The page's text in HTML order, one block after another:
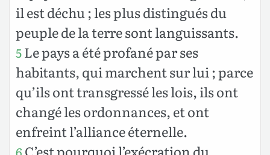
il est déchu ; les plus distingués du
peuple de la terre sont languissants.
5Le pays a été profané par ses
habitants, qui marchent sur lui ; parce
qu’ils ont transgressé les lois, ils ont
changé les ordonnances, et ont
enfreint l’alliance éternelle.
6 C’est pourquoi l’exécration du